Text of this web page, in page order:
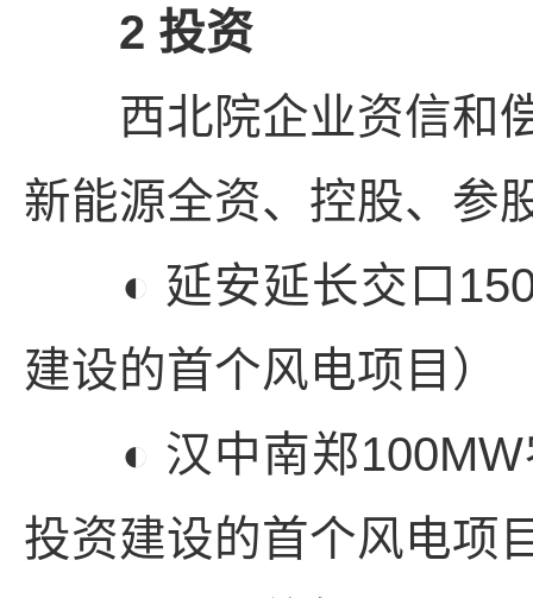
2 投资
西北院企业资信和偿
新能源全资、控股、参
◐ 延安延长交口
建设的首个风电项目）
◐ 汉中南郑100MW
投资建设的首个风电项